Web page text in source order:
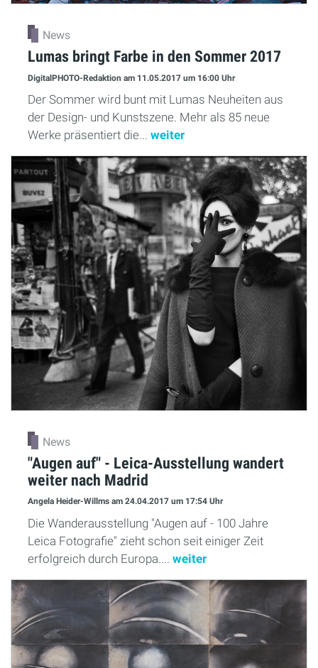
News
Lumas bringt Farbe in den Sommer 2017
DigitalPHOTO-Redaktion am 11.05.2017 um 16:00 Uhr
Der Sommer wird bunt mit Lumas Neuheiten aus
der Design- und Kunstszene. Mehr als 85 neue
Werke präsentiert die... weiter
News
"Augen auf" - Leica-Ausstellung wandert
weiter nach Madrid
Angela Heider-Willms am 24.04.2017 um 17:54 Uhr
Die Wanderausstellung "Augen auf - 100 Jahre
Leica Fotografie" zieht schon seit einiger Zeit
erfolgreich durch Europa.... weiter